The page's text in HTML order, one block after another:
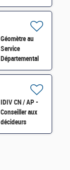
agroalimentaire
programme
France 2030
régionalisé H/F
Géomètre au
Service
Départemental
des Impôts
l'Aube (SDIF)
H/F
IDIV CN / AP -
Conseiller aux
décideurs
locaux (CDL)